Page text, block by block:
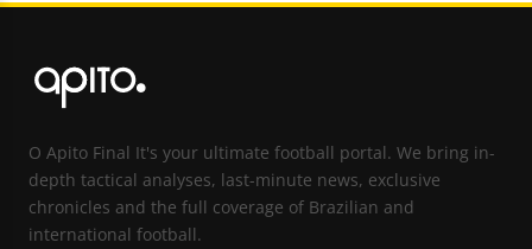
O Apito Final It's your ultimate football portal. We bring in-
depth tactical analyses, last-minute news, exclusive
chronicles and the full coverage of Brazilian and
international football.